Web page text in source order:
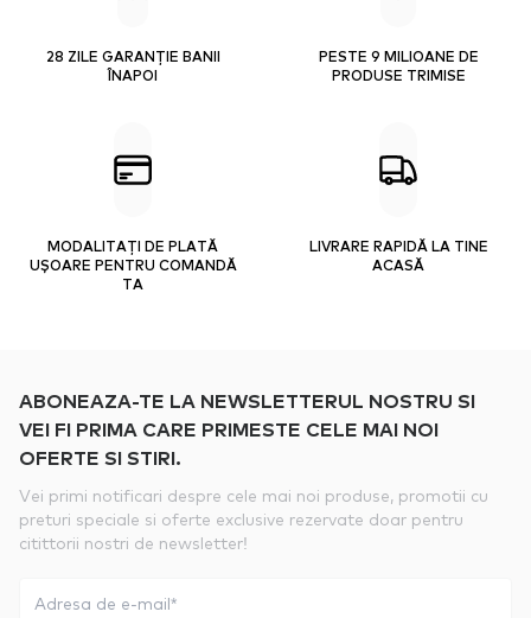
28 ZILE GARANȚIE BANII
ÎNAPOI
PESTE 9 MILIOANE DE
PRODUSE TRIMISE
MODALITAȚI DE PLATĂ
UȘOARE PENTRU COMANDĂ
TA
LIVRARE RAPIDĂ LA TINE
ACASĂ
ABONEAZA-TE LA NEWSLETTERUL NOSTRU SI
VEI FI PRIMA CARE PRIMESTE CELE MAI NOI
OFERTE SI STIRI.
Vei primi notificari despre cele mai noi produse, promotii cu
preturi speciale si oferte exclusive rezervate doar pentru
citittorii nostri de newsletter!